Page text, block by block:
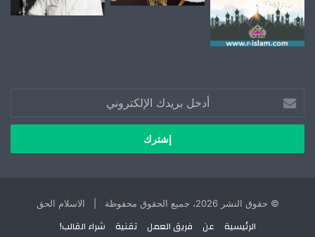
بريدك
الإلكتروني
© حقوق النشر 2026، جميع الحقوق محفوظة | الاسلام الحق
الرئيسية عن فريق العمل تقنية شراء القالب!